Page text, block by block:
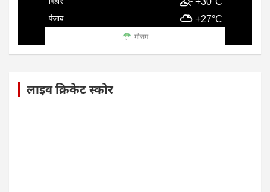
पंजाब +27°C
मौसम
लाइव क्रिकेट स्कोर